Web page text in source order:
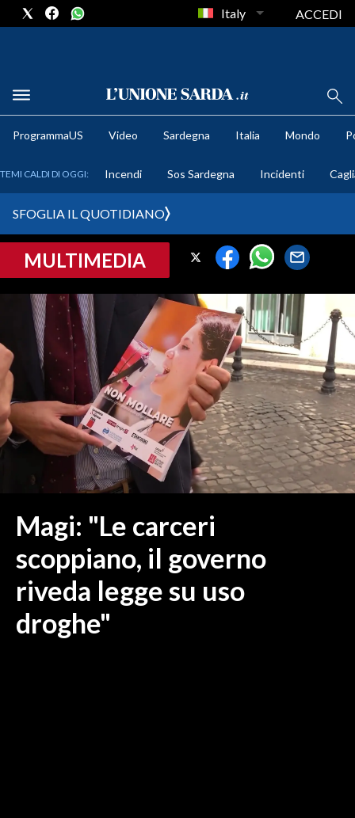
METEO
CRONACA SARDEGNA
PROVINCIA DI CAGLIARI
SULCIS IGLESIENTE
MEDIO CAMPIDANO
ORISTANO E PROVINCIA
SASSARI E PROVINCIA
GALLURA
NUORO E PROVINCIA
OGLIASTRA
CRONACA
ITALIA
MONDO
POLITICA
Italy ACCEDI
ProgrammaUS Video Sardegna Italia Mondo
TEMI CALDI DI OGGI: Incendi Sos Sardegna Incidenti
SFOGLIA IL QUOTIDIANO
MULTIMEDIA
Magi: "Le carceri
scoppiano, il governo
riveda legge su uso
droghe"